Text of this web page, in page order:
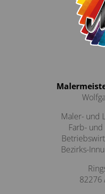
Maler- und
Farb-
Bezirks-
82276